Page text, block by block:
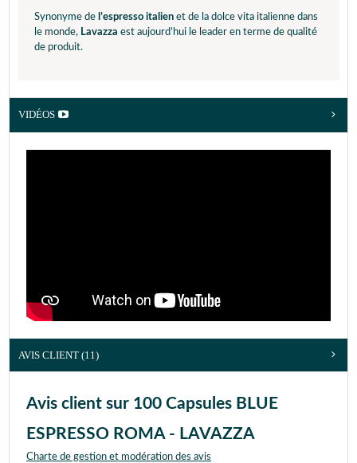
Synonyme de l’espresso italien et de la dolce vita italienne dans
le monde, Lavazza est aujourd’hui le leader en terme de qualité
de produit.
VIDÉOS
AVIS CLIENT (11)
Avis client sur 100 Capsules BLUE
ESPRESSO ROMA - LAVAZZA
Charte de gestion et modération des avis